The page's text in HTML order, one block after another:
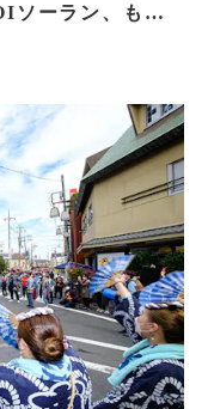
ソーラン、もう